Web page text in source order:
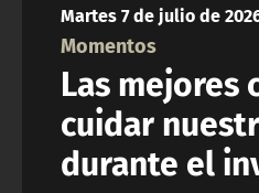
Martes 7 de julio de
Momentos
Las mejores
cuidar
durante el